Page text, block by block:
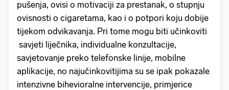
pušenja, ovisi o motivaciji za prestanak, o stupnju
ovisnosti o cigaretama, kao i o potpori koju dobije
tijekom odvikavanja. Pri tome mogu biti učinkoviti
savjeti liječnika, individualne konzultacije,
savjetovanje preko telefonske linije, mobilne
aplikacije, no najučinkovitijima su se ipak pokazale
intenzivne bihevioralne intervencije, primjerice